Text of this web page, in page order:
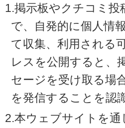
1.掲示板やクチコミ
で、自発的に個人情
て収集、利用される
レスを公開すると、
セージを受け取る場
を発信することを認
2.本ウェブサイトを